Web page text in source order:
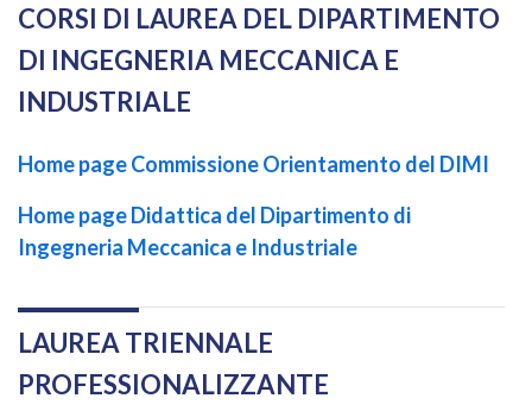
CORSI DI LAUREA DEL DIPARTIMENTO
DI INGEGNERIA MECCANICA E
INDUSTRIALE
Home page Commissione Orientamento del DIMI
Home page Didattica del Dipartimento di
Ingegneria Meccanica e Industriale
LAUREA TRIENNALE
PROFESSIONALIZZANTE